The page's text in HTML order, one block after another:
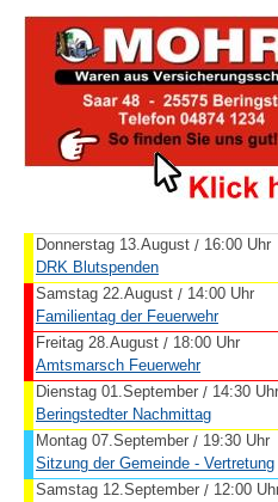
Donnerstag 13.August / 16:00 Uhr
DRK Blutspenden
Samstag 22.August / 14:00 Uhr
Familientag der Feuerwehr
Freitag 28.August / 18:00 Uhr
Amtsmarsch Feuerwehr
Dienstag 01.September / 14:30 Uhr
Beringstedter Nachmittag
Montag 07.September / 19:30 Uhr
Sitzung der Gemeinde - Vertretung
Samstag 12.September / 12:00